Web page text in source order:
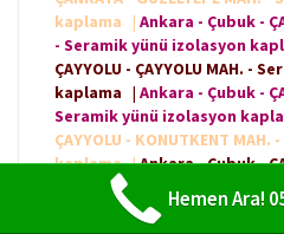
kaplama
| Ankara - Çubuk -
- Seramik yünü izolasyon
ÇAYYOLU - ÇAYYOLU MAH. -
kaplama | Ankara - Çubuk -
Seramik yünü izolasyon
ÇAYYOLU - KONUTKENT
kaplama|Ankara - Çubuk -
Seramik yünü izolasyon
ÇAYYOLU - PROF. DR. AHMET
Hemen Ara!